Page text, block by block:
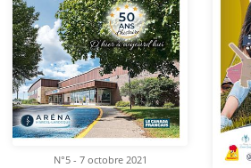
N°5 - 7 octobre 2021